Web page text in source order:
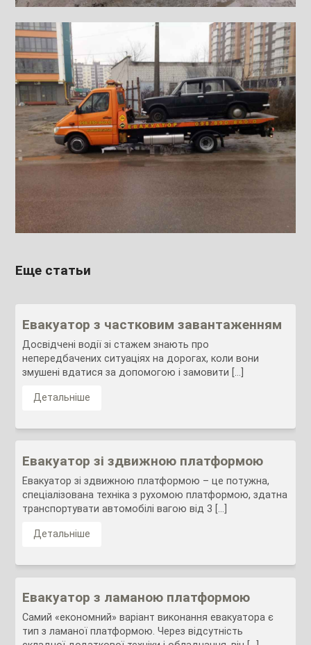
Еще статьи
Евакуатор з частковим завантаженням
Досвідчені водії зі стажем знають про
непередбачених ситуаціях на дорогах, коли вони
змушені вдатися за допомогою і замовити […]
Детальніше
Евакуатор зі здвижною платформою
Евакуатор зі здвижною платформою – це потужна,
спеціалізована техніка з рухомою платформою, здатна
транспортувати автомобілі вагою від 3 […]
Детальніше
Евакуатор з ламаною платформою
Самий «економний» варіант виконання евакуатора є
тип з ламаної платформою. Через відсутність